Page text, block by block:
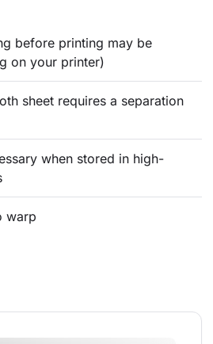
before printing may be
on your printer)
sheet requires a separation
when stored in high-
warp